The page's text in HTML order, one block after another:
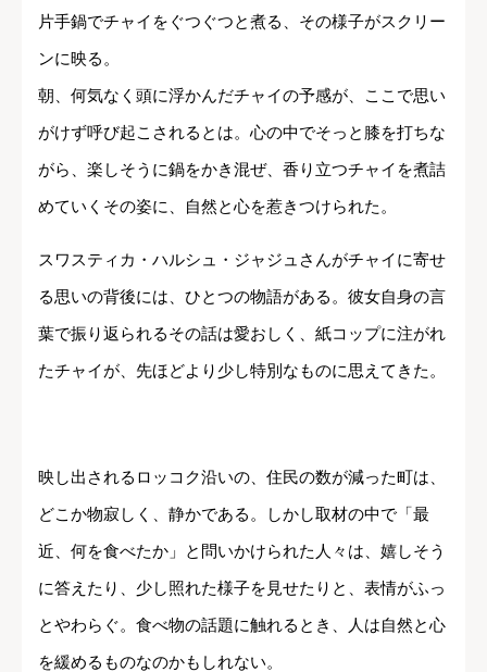
片手鍋でチャイをぐつぐつと煮る、その様子がスクリー
ンに映る。
朝、何気なく頭に浮かんだチャイの予感が、ここで思い
がけず呼び起こされるとは。心の中でそっと膝を打ちな
がら、楽しそうに鍋をかき混ぜ、香り立つチャイを煮詰
めていくその姿に、自然と心を惹きつけられた。
スワスティカ・ハルシュ・ジャジュさんがチャイに寄せ
る思いの背後には、ひとつの物語がある。彼女自身の言
葉で振り返られるその話は愛おしく、紙コップに注がれ
たチャイが、先ほどより少し特別なものに思えてきた。
映し出されるロッコク沿いの、住民の数が減った町は、
どこか物寂しく、静かである。しかし取材の中で「最
近、何を食べたか」と問いかけられた人々は、嬉しそう
に答えたり、少し照れた様子を見せたりと、表情がふっ
とやわらぐ。食べ物の話題に触れるとき、人は自然と心
を緩めるものなのかもしれない。